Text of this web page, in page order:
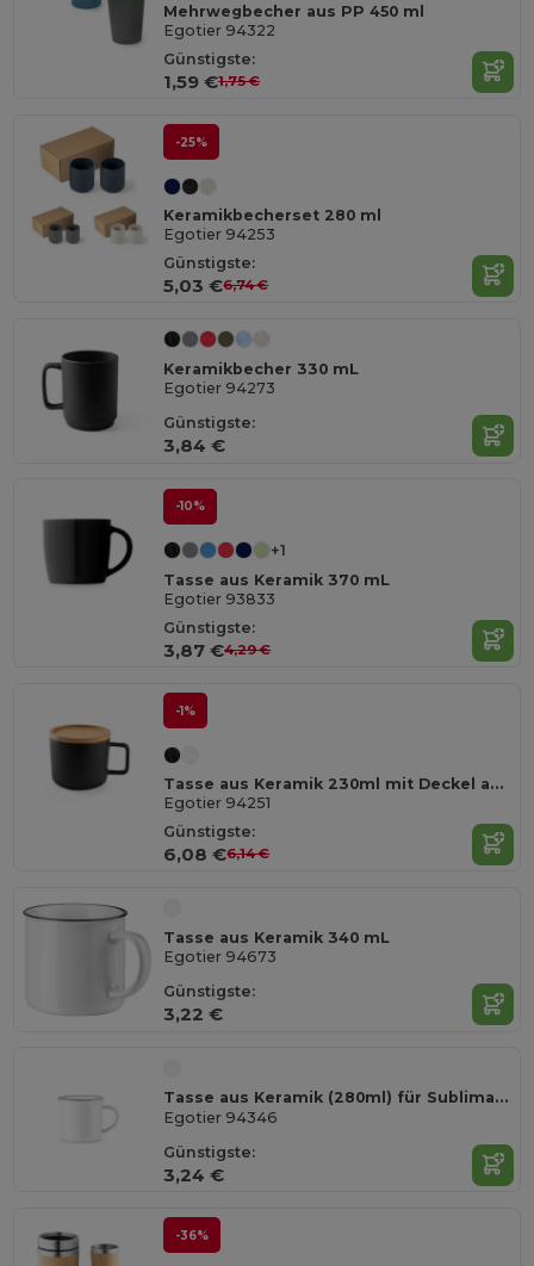
Mehrwegbecher aus PP 450 ml
Egotier 94322
Günstigste:
1,59 €1,75 €
-25%
Keramikbecherset 280 ml
Egotier 94253
Günstigste:
5,03 €6,74 €
Keramikbecher 330 mL
Egotier 94273
Günstigste:
3,84 €
-10%
+1
Tasse aus Keramik 370 mL
Egotier 93833
Günstigste:
3,87 €4,29 €
-1%
Tasse aus Keramik 230ml mit Deckel aus Bambus, der als Untersetzer dient
Egotier 94251
Günstigste:
6,08 €6,14 €
Tasse aus Keramik 340 mL
Egotier 94673
Günstigste:
3,22 €
Tasse aus Keramik (280ml) für Sublimation
Egotier 94346
Günstigste:
3,24 €
-36%